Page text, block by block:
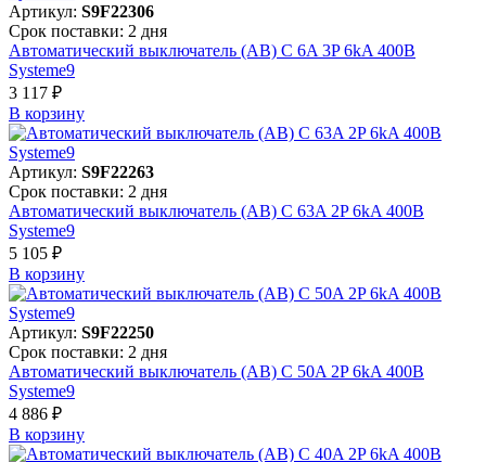
Артикул: S9F22306
Срок поставки: 2 дня
Автоматический выключатель (АВ) C 6A 3P 6kA 400В
Systeme9
3 117 ₽
В корзинy
Артикул: S9F22263
Срок поставки: 2 дня
Автоматический выключатель (АВ) C 63A 2P 6kA 400В
Systeme9
5 105 ₽
В корзинy
Артикул: S9F22250
Срок поставки: 2 дня
Автоматический выключатель (АВ) C 50A 2P 6kA 400В
Systeme9
4 886 ₽
В корзинy